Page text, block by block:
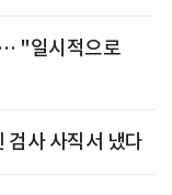
"일시적으로
검사 사직서 냈다